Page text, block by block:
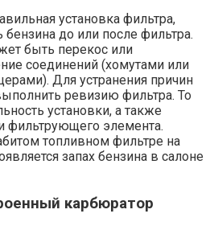
установка фильтра,
бензина до или после фильтра.
быть перекос или
соединений (хомутами или
Для устранения причин
ревизию фильтра. То
установки, а также
фильтрующего элемента.
топливном фильтре на
запах бензина в салоне
карбюратор